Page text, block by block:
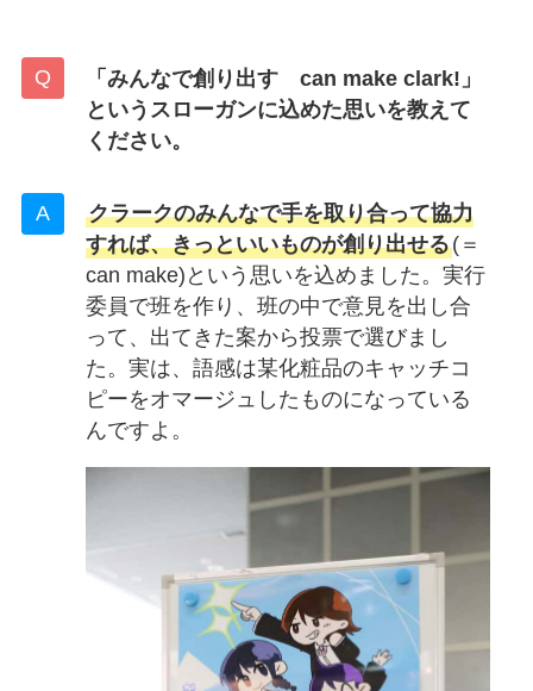
「みんなで創り出す can make clark!」
というスローガンに込めた思いを教えて
ください。
クラークのみんなで手を取り合って協力
すれば、きっといいものが創り出せる(＝
can make)という思いを込めました。実行
委員で班を作り、班の中で意見を出し合
って、出てきた案から投票で選びまし
た。実は、語感は某化粧品のキャッチコ
ピーをオマージュしたものになっている
んですよ。